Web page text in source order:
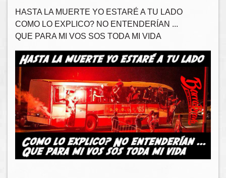
HASTA LA MUERTE YO ESTARÉ A TU LADO
COMO LO EXPLICO? NO ENTENDERÍAN ...
QUE PARA MI VOS SOS TODA MI VIDA